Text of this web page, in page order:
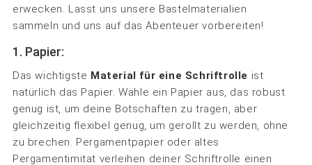
erwecken. Lasst uns unsere Bastelmaterialien
sammeln und uns auf das Abenteuer vorbereiten!
1. Papier:
Das wichtigste Material für eine Schriftrolle ist
natürlich das Papier. Wähle ein Papier aus, das robust
genug ist, um deine Botschaften zu tragen, aber
gleichzeitig flexibel genug, um gerollt zu werden, ohne
zu brechen. Pergamentpapier oder altes
Pergamentimitat verleihen deiner Schriftrolle einen